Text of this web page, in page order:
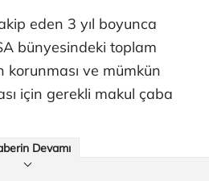
eden 3 yıl boyunca
bünyesindeki toplam
ve mümkün
için gerekli makul çaba
Devamı